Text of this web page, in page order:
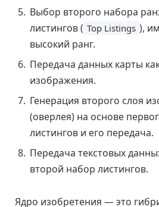
Выбор второго набора
листингов ( Top Listings ),
высокий ранг.
Передача данных карты
изображения.
Генерация второго слоя
(оверлея) на основе
листингов и его передача.
Передача текстовых
второй набор листингов.
Ядро изобретения — это